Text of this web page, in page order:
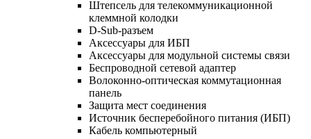
Штепсель для телекоммуникационной
клеммной колодки
D-Sub-разъем
Аксессуары для ИБП
Аксессуары для модульной системы связи
Беспроводной сетевой адаптер
Волоконно-оптическая коммутационная
панель
Защита мест соединения
Источник бесперебойного питания (ИБП)
Кабель компьютерный